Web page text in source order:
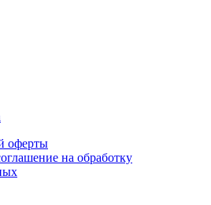
оферты
на обработку